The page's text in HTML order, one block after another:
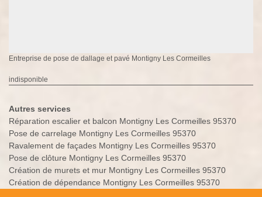
Entreprise de pose de dallage et pavé Montigny Les Cormeilles
indisponible
Autres services
Réparation escalier et balcon Montigny Les Cormeilles 95370
Pose de carrelage Montigny Les Cormeilles 95370
Ravalement de façades Montigny Les Cormeilles 95370
Pose de clôture Montigny Les Cormeilles 95370
Création de murets et mur Montigny Les Cormeilles 95370
Création de dépendance Montigny Les Cormeilles 95370